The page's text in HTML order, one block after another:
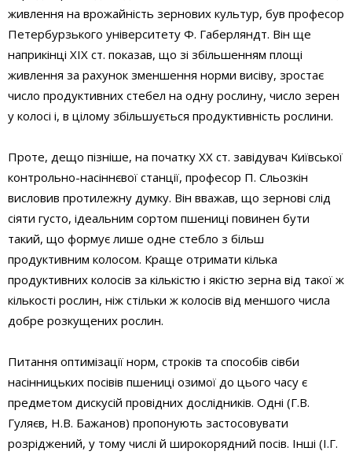
живлення на врожайність зернових культур, був професор
Петербурзького університету Ф. Габерляндт. Він ще
наприкінці ХІХ ст. показав, що зі збільшенням площі
живлення за рахунок зменшення норми висіву, зростає
число продуктивних стебел на одну рослину, число зерен
у колосі і, в цілому збільшується продуктивність рослини.
Проте, дещо пізніше, на початку ХХ ст. завідувач Київської
контрольно-насіннєвої станції, професор П. Сльозкін
висловив протилежну думку. Він вважав, що зернові слід
сіяти густо, ідеальним сортом пшениці повинен бути
такий, що формує лише одне стебло з більш
продуктивним колосом. Краще отримати кілька
продуктивних колосів за кількістю і якістю зерна від такої ж
кількості рослин, ніж стільки ж колосів від меншого числа
добре розкущених рослин.
Питання оптимізації норм, строків та способів сівби
насінницьких посівів пшениці озимої до цього часу є
предметом дискусій провідних дослідників. Одні (Г.В.
Гуляєв, Н.В. Бажанов) пропонують застосовувати
розріджений, у тому числі й широкорядний посів. Інші (І.Г.